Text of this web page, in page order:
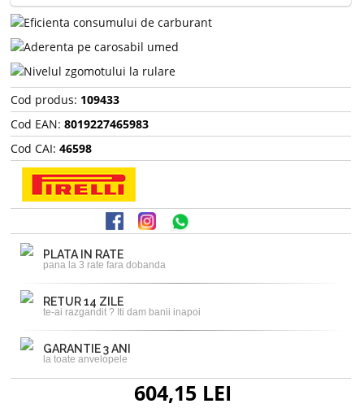
Cod produs: 109433
Cod EAN: 8019227465983
Cod CAI: 46598
PLATA IN RATE
pana la 3 rate fara dobanda
RETUR 14 ZILE
te-ai razgandit ? Iti dam banii inapoi
GARANTIE 3 ANI
la toate anvelopele
604,15 LEI